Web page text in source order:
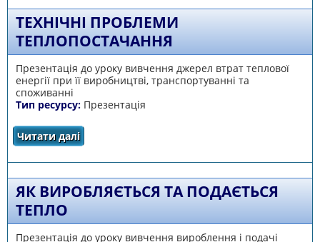
ТЕХНІЧНІ ПРОБЛЕМИ
ТЕПЛОПОСТАЧАННЯ
Презентація до уроку вивчення джерел втрат теплової
енергії при її виробництві, транспортуванні та
споживанні
Тип ресурсу: Презентація
Читати даліпро Технічні проблеми теплопостачання
ЯК ВИРОБЛЯЄТЬСЯ ТА ПОДАЄТЬСЯ
ТЕПЛО
Презентація до уроку вивчення вироблення і подачі